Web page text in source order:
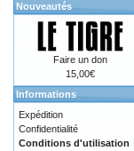
Nouveautés
Faire un don
15,00€
Informations
Expédition
Confidentialité
Conditions d'utilisation